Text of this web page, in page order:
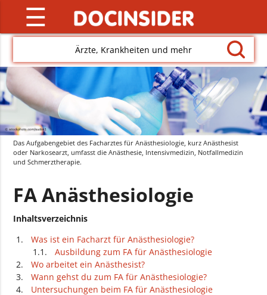
☰
Ärzte, Krankheiten und mehr
Das Aufgabengebiet des Facharztes für Anästhesiologie, kurz Anästhesist
oder Narkosearzt, umfasst die Anästhesie, Intensivmedizin, Notfallmedizin
und Schmerztherapie.
FA Anästhesiologie
Inhaltsverzeichnis
Was ist ein Facharzt für Anästhesiologie?
Ausbildung zum FA für Anästhesiologie
Wo arbeitet ein Anästhesist?
Wann gehst du zum FA für Anästhesiologie?
Untersuchungen beim FA für Anästhesiologie